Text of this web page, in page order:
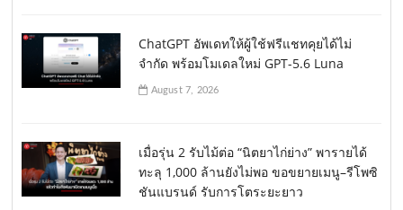
ChatGPT อัพเดทให้ผู้ใช้ฟรีแชทคุยได้ไม่
จำกัด พร้อมโมเดลใหม่ GPT-5.6 Luna
August 7, 2026
เมื่อรุ่น 2 รับไม้ต่อ “นิตยาไก่ย่าง” พารายได้
ทะลุ 1,000 ล้านยังไม่พอ ขอขยายเมนู–รีโพซิ
ชันแบรนด์ รับการโตระยะยาว